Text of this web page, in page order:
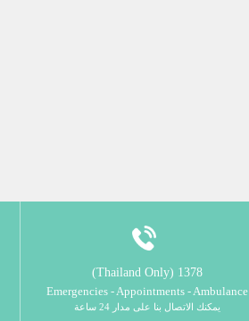
1378 (Thailand Only)
Emergencies - Appointments - Ambulance
يمكنك الاتصال بنا على مدار 24 ساعة